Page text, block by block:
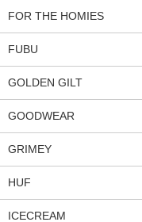
FOR THE HOMIES
FUBU
GOLDEN GILT
GOODWEAR
GRIMEY
HUF
ICECREAM